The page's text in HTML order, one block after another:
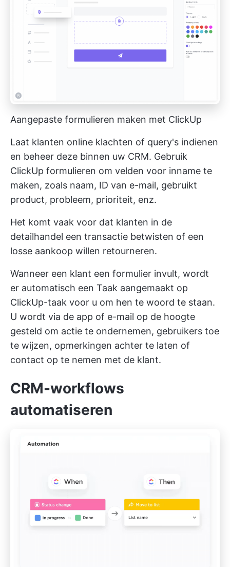
Aangepaste formulieren maken met ClickUp
Laat klanten online klachten of query's indienen
en beheer deze binnen uw CRM. Gebruik
ClickUp formulieren om velden voor inname te
maken, zoals naam, ID van e-mail, gebruikt
product, probleem, prioriteit, enz.
Het komt vaak voor dat klanten in de
detailhandel een transactie betwisten of een
losse aankoop willen retourneren.
Wanneer een klant een formulier invult, wordt
er automatisch een Taak aangemaakt op
ClickUp-taak voor u om hen te woord te staan.
U wordt via de app of e-mail op de hoogte
gesteld om actie te ondernemen, gebruikers toe
te wijzen, opmerkingen achter te laten of
contact op te nemen met de klant.
CRM-workflows
automatiseren